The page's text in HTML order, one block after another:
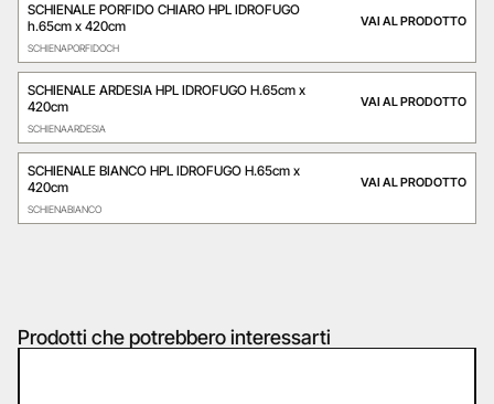
SCHIENALE PORFIDO CHIARO HPL IDROFUGO
h.65cm x 420cm
SCHIENAPORFIDOCH
VAI AL PRODOTTO
SCHIENALE ARDESIA HPL IDROFUGO H.65cm x
420cm
SCHIENAARDESIA
VAI AL PRODOTTO
SCHIENALE BIANCO HPL IDROFUGO H.65cm x
420cm
SCHIENABIANCO
VAI AL PRODOTTO
Prodotti che potrebbero interessarti